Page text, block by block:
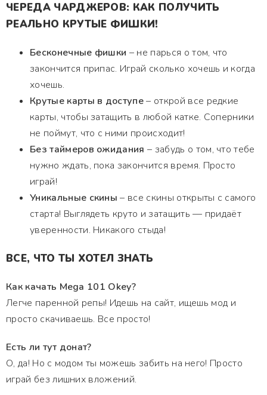
ЧЕРЕДА ЧАРДЖЕРОВ: КАК ПОЛУЧИТЬ
РЕАЛЬНО КРУТЫЕ ФИШКИ!
Бесконечные фишки – не парься о том, что
закончится припас. Играй сколько хочешь и когда
хочешь.
Крутые карты в доступе– открой все редкие
карты, чтобы затащить в любой катке. Соперники
не поймут, что с ними происходит!
Без таймеров ожидания – забудь о том, что тебе
нужно ждать, пока закончится время. Просто
играй!
Уникальные скины – все скины открыты с самого
старта! Выглядеть круто и затащить — придаёт
уверенности. Никакого стыда!
ВСЕ, ЧТО ТЫ ХОТЕЛ ЗНАТЬ
Как качать Mega 101 Okey?
Легче паренной репы! Идешь на сайт, ищешь мод и
просто скачиваешь. Все просто!
Есть ли тут донат?
О, да! Но с модом ты можешь забить на него! Просто
играй без лишних вложений.